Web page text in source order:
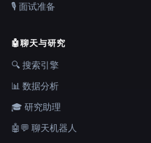
🎙️ 面试准备
🤖聊天与研究
🔍 搜索引擎
📊 数据分析
🎓 研究助理
🤖💬 聊天机器人